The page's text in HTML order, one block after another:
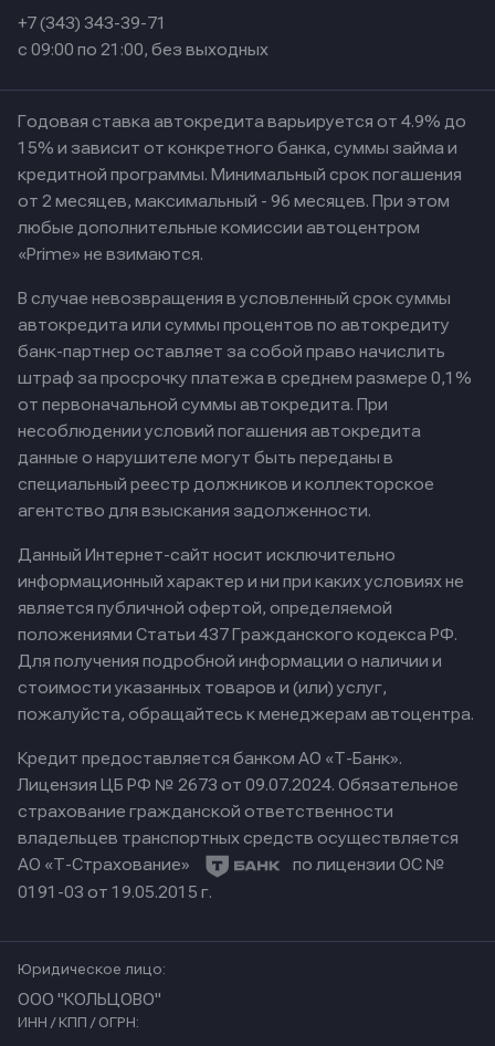
+7 (343) 343-39-71
с 09:00 по 21:00, без выходных
Годовая ставка автокредита варьируется от 4.9% до
15% и зависит от конкретного банка, суммы займа и
кредитной программы. Минимальный срок погашения
от 2 месяцев, максимальный - 96 месяцев. При этом
любые дополнительные комиссии автоцентром
«Prime» не взимаются.
В случае невозвращения в условленный срок суммы
автокредита или суммы процентов по автокредиту
банк-партнер оставляет за собой право начислить
штраф за просрочку платежа в среднем размере 0,1%
от первоначальной суммы автокредита. При
несоблюдении условий погашения автокредита
данные о нарушителе могут быть переданы в
специальный реестр должников и коллекторское
агентство для взыскания задолженности.
Данный Интернет-сайт носит исключительно
информационный характер и ни при каких условиях не
является публичной офертой, определяемой
положениями Статьи 437 Гражданского кодекса РФ.
Для получения подробной информации о наличии и
стоимости указанных товаров и (или) услуг,
пожалуйста, обращайтесь к менеджерам автоцентра.
Кредит предоставляется банком АО «Т-Банк».
Лицензия ЦБ РФ № 2673 от 09.07.2024. Обязательное
страхование гражданской ответственности
владельцев транспортных средств осуществляется
АО «Т-Страхование»
по лицензии ОС №
0191-03 от 19.05.2015 г.
Юридическое лицо:
ООО "КОЛЬЦОВО"
ИНН / КПП / ОГРН: